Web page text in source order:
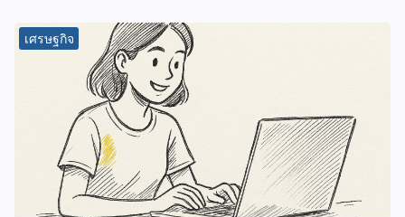
เศรษฐกิจ